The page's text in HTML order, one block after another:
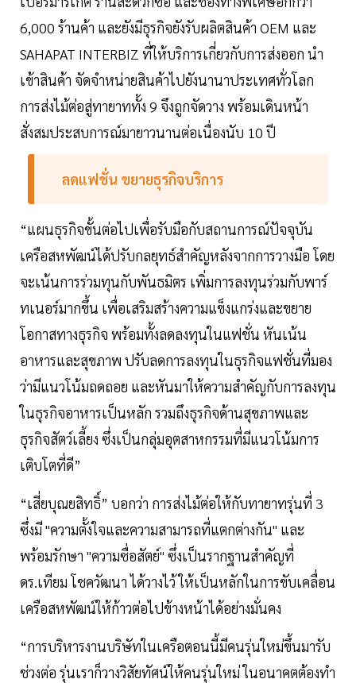
6,000 ร้านค้า และยังมีธุรกิจยังรับผลิตสินค้า OEM และ
SAHAPAT INTERBIZ ที่ให้บริการเกี่ยวกับการส่งออก นำ
เข้าสินค้า จัดจำหน่ายสินค้าไปยังนานาประเทศทั่วโลก
การส่งไม้ต่อสู่ทายาททั้ง 9 จึงถูกจัดวาง พร้อมเดินหน้า
สั่งสมประสบการณ์มายาวนานต่อเนื่องนับ 10 ปี
ลดแฟชั่น ขยายธุรกิจบริการ
“แผนธุรกิจขั้นต่อไปเพื่อรับมือกับสถานการณ์ปัจจุบัน
เครือสหพัฒน์ได้ปรับกลยุทธ์สำคัญหลังจากการวางมือ โดย
จะเน้นการร่วมทุนกับพันธมิตร เพิ่มการลงทุนร่วมกับพาร์
ทเนอร์มากขึ้น เพื่อเสริมสร้างความแข็งแกร่งและขยาย
โอกาสทางธุรกิจ พร้อมทั้งลดลงทุนในแฟชั่น หันเน้น
อาหารและสุขภาพ ปรับลดการลงทุนในธุรกิจแฟชั่นที่มอง
ว่ามีแนวโน้มถดถอย และหันมาให้ความสำคัญกับการลงทุน
ในธุรกิจอาหารเป็นหลัก รวมถึงธุรกิจด้านสุขภาพและ
ธุรกิจสัตว์เลี้ยง ซึ่งเป็นกลุ่มอุตสาหกรรมที่มีแนวโน้มการ
เติบโตที่ดี”
“เสี่ยบุณยสิทธิ์” บอกว่า การส่งไม้ต่อให้กับทายาทรุ่นที่ 3
ซึ่งมี "ความตั้งใจและความสามารถที่แตกต่างกัน" และ
พร้อมรักษา "ความซื่อสัตย์" ซึ่งเป็นรากฐานสำคัญที่
ดร.เทียม โชควัฒนา ได้วางไว้ ให้เป็นหลักในการขับเคลื่อน
เครือสหพัฒน์ให้ก้าวต่อไปข้างหน้าได้อย่างมั่นคง
“การบริหารงานบริษัทในเครือตอนนี้มีคนรุ่นใหม่ขึ้นมารับ
ช่วงต่อ รุ่นเราก็วางวิสัยทัศน์ให้คนรุ่นใหม่ ในอนาคตต้องทำ